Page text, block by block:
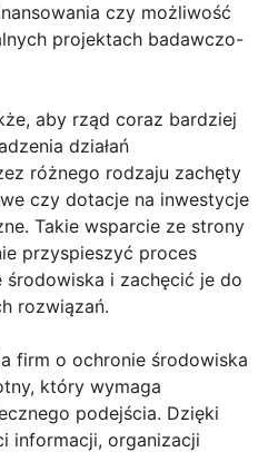
czy możliwość
projektach badawczo-
aby rząd coraz bardziej
działań
różnego rodzaju zachęty
czy dotacje na inwestycje
Takie wsparcie ze strony
przyspieszyć proces
i zachęcić je do
rozwiązań.
firm o ochronie środowiska
który wymaga
podejścia. Dzięki
informacji, organizacji